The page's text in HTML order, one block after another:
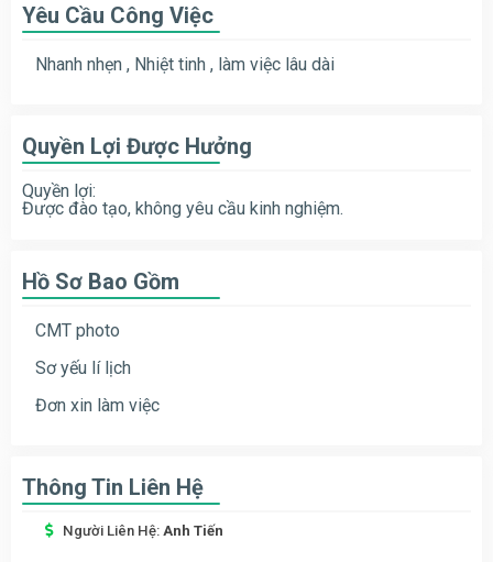
Yêu Cầu Công Việc
Nhanh nhẹn , Nhiệt tinh , làm việc lâu dài
Quyền Lợi Được Hưởng
Quyền lợi:
Được đào tạo, không yêu cầu kinh nghiệm.
Hồ Sơ Bao Gồm
CMT photo
Sơ yếu lí lịch
Đơn xin làm việc
Thông Tin Liên Hệ
Người Liên Hệ: Anh Tiến